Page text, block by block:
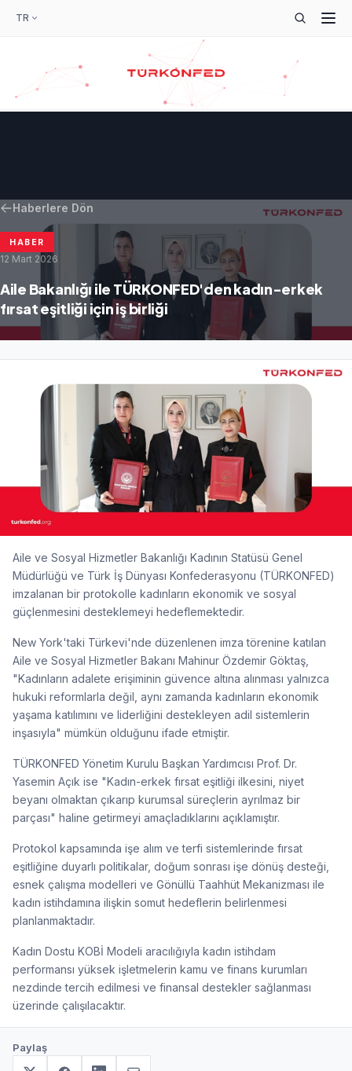
TR
Haberlere Dön
HABER
12 Mart 2026
Aile Bakanlığı ile TÜRKONFED'den kadın-erkek
fırsat eşitliği için iş birliği
Aile ve Sosyal Hizmetler Bakanlığı Kadının Statüsü Genel
Müdürlüğü ve Türk İş Dünyası Konfederasyonu (TÜRKONFED)
imzalanan bir protokolle kadınların ekonomik ve sosyal
güçlenmesini desteklemeyi hedeflemektedir.
New York'taki Türkevi'nde düzenlenen imza törenine katılan
Aile ve Sosyal Hizmetler Bakanı Mahinur Özdemir Göktaş,
"Kadınların adalete erişiminin güvence altına alınması yalnızca
hukuki reformlarla değil, aynı zamanda kadınların ekonomik
yaşama katılımını ve liderliğini destekleyen adil sistemlerin
inşasıyla" mümkün olduğunu ifade etmiştir.
TÜRKONFED Yönetim Kurulu Başkan Yardımcısı Prof. Dr.
Yasemin Açık ise "Kadın-erkek fırsat eşitliği ilkesini, niyet
beyanı olmaktan çıkarıp kurumsal süreçlerin ayrılmaz bir
parçası" haline getirmeyi amaçladıklarını açıklamıştır.
Protokol kapsamında işe alım ve terfi sistemlerinde fırsat
eşitliğine duyarlı politikalar, doğum sonrası işe dönüş desteği,
esnek çalışma modelleri ve Gönüllü Taahhüt Mekanizması ile
kadın istihdamına ilişkin somut hedeflerin belirlenmesi
planlanmaktadır.
Kadın Dostu KOBİ Modeli aracılığıyla kadın istihdam
performansı yüksek işletmelerin kamu ve finans kurumları
nezdinde tercih edilmesi ve finansal destekler sağlanması
üzerinde çalışılacaktır.
Paylaş